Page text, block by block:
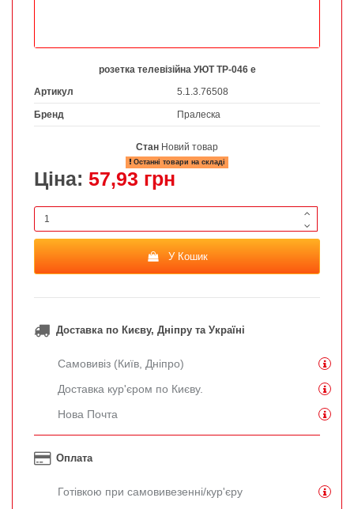
розетка телевізійна УЮТ ТР-046 е
Артикул
5.1.3.76508
Бренд Пралеска
Стан Новий товар
Останні товари на складі
Ціна: 57,93 грн
У Кошик
Доставка по Києву, Дніпру та Україні
Самовивіз (Київ, Дніпро)
Доставка кур'єром по Києву.
Нова Почта
Оплата
Готівкою при самовивезенні/кур'єру